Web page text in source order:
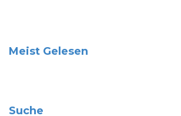
Meist Gelesen
Suche